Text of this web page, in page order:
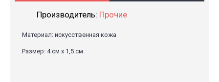
Производитель: Прочие
Материал: искусственная кожа
Размер: 4 см х 1,5 см